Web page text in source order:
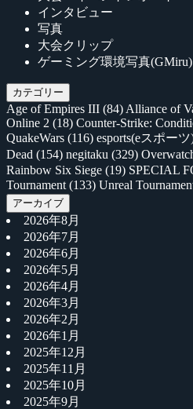
インタビュー
写真
大会クリップ
ゲーミング環境写真(GMiru)
カテゴリー
Age of Empires III (84) Alliance of
Online 2 (18) Counter-Strike:
QuakeWars (116) esports(eスポーツ
Dead (154) negitaku (329)
Rainbow Six Siege (19) SPECIAL
Tournament (133) Unreal
アーカイブ
2026年8月
2026年7月
2026年6月
2026年5月
2026年4月
2026年3月
2026年2月
2026年1月
2025年12月
2025年11月
2025年10月
2025年9月